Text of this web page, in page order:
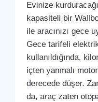
Evinize
kapasiteli bir
ile aracınızı gece
Gece tarifeli
kullanıldığında,
içten yanmalı
derecede düşer.
da, araç zaten